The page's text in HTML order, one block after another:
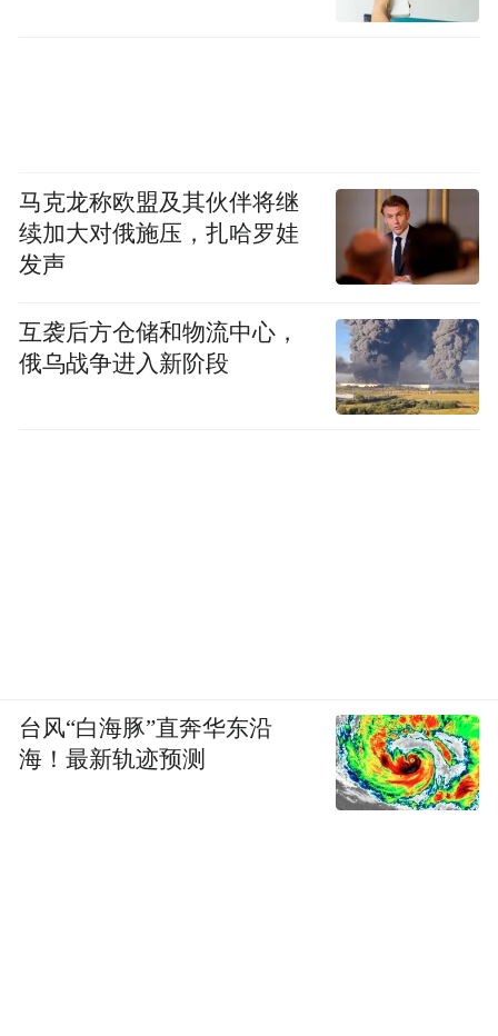
在“不转型等死”和“乱转型找死”的钢丝上艰
众33%的利润暴跌，是警钟，更是序幕——
一场决定传统汽车巨头未来命运的竞速已然
开启。
阵痛期之后是新生还是沉寂，取决于它们能
否在战略定力与财务韧性之间，找到那条最
马克龙称欧盟及其伙伴将继
续加大对俄施压，扎哈罗娃
发声
互袭后方仓储和物流中心，
俄乌战争进入新阶段
台风“白海豚”直奔华东沿
海！最新轨迹预测